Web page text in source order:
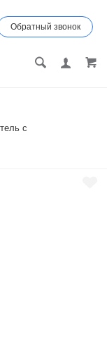
Обратный звонок
с